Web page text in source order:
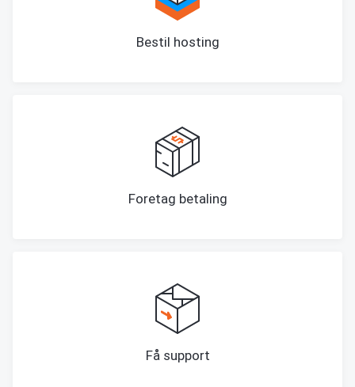
Bestil hosting
Foretag betaling
Få support